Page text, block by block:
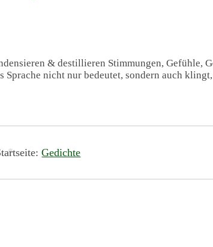
& destillieren Stimmungen, Gefühle,
Sprache nicht nur bedeutet, sondern auch
Gedichte